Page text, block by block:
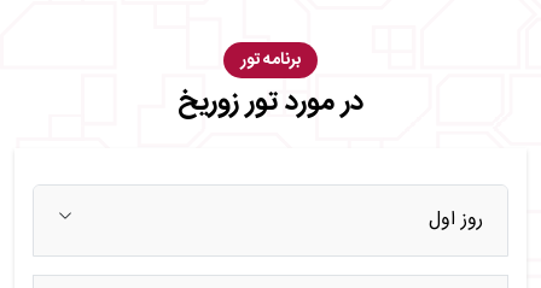
برنامه تور
در مورد تور زوریخ
روز اول